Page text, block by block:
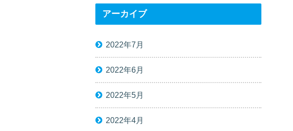
アーカイブ
2022年7月
2022年6月
2022年5月
2022年4月